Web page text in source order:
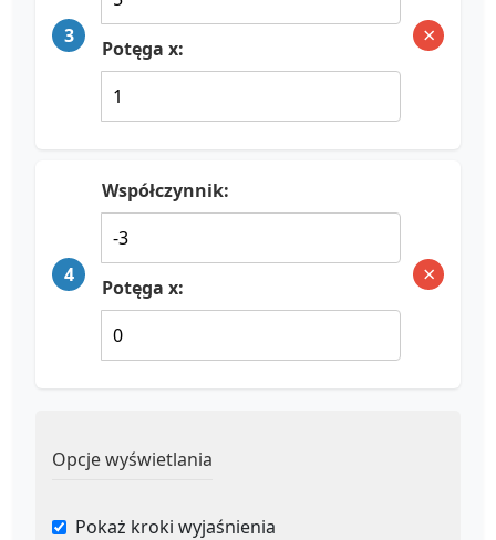
3
Potęga x: ×
4
Współczynnik:
Potęga x: ×
Opcje wyświetlania
Pokaż kroki wyjaśnienia